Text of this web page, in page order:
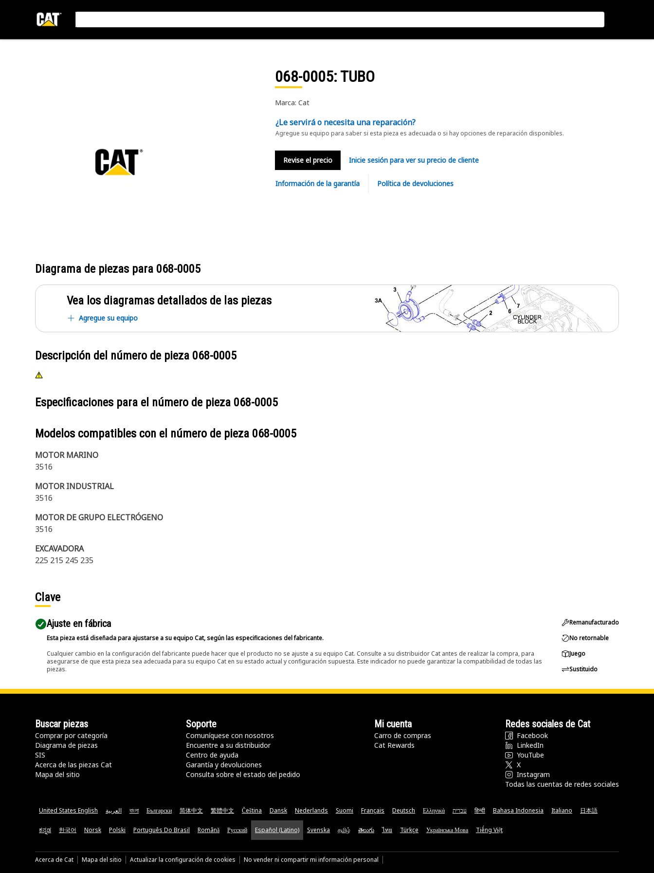
068-0005: TUBO
Marca: Cat
¿Le servirá o necesita una reparación?
Agregue su equipo para saber si esta pieza es adecuada o si hay opciones de reparación disponibles.
Revise el precio Inicie sesión para ver su precio de cliente
Información de la garantía Política de devoluciones
Diagrama de piezas para 068-0005
Vea los diagramas detallados de las piezas
Agregue su equipo
Descripción del número de pieza 068-0005
Especificaciones para el número de pieza 068-0005
Modelos compatibles con el número de pieza 068-0005
MOTOR MARINO
3516
MOTOR INDUSTRIAL
3516
MOTOR DE GRUPO ELECTRÓGENO
3516
EXCAVADORA
225 215 245 235
Clave
Ajuste en fábrica
Esta pieza está diseñada para ajustarse a su equipo Cat, según las especificaciones del fabricante.
Cualquier cambio en la configuración del fabricante puede hacer que el producto no se ajuste a su equipo Cat. Consulte a su distribuidor Cat antes de realizar la compra, para
asegurarse de que esta pieza sea adecuada para su equipo Cat en su estado actual y configuración supuesta. Este indicador no puede garantizar la compatibilidad de todas las
piezas.
Remanufacturado
No retornable
Juego
Sustituido
Buscar piezas
Comprar por categoría
Diagrama de piezas
SIS
Acerca de las piezas Cat
Mapa del sitio
Soporte
Comuníquese con nosotros
Encuentre a su distribuidor
Centro de ayuda
Garantía y devoluciones
Consulta sobre el estado del pedido
Mi cuenta
Carro de compras
Cat Rewards
Redes sociales de Cat
Facebook
LinkedIn
YouTube
X
Instagram
Todas las cuentas de redes sociales
United States English العربية বাংলা Български 简体中文 繁體中文 Čeština Dansk Nederlands Suomi Français Deutsch Ελληνικά עברית हिन्दी Bahasa Indonesia Italiano 日本語
ಕನ್ನಡ 한국어 Norsk Polski Português Do Brasil Română Русский Español (Latino) Svenska தமிழ் తెలుగు ไทย Türkçe Українська Мова Tiếng Việt
Acerca de Cat Mapa del sitio Actualizar la configuración de cookies No vender ni compartir mi información personal